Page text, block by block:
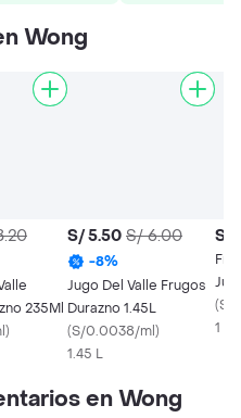
Wong
235Ml
)
S/ 5.50 S/ 6.00
-8%
Jugo Del Valle Frugos
Durazno 1.45L
(S/0.0038/ml)
1.45 L
S/
(S/
1 X
en Wong